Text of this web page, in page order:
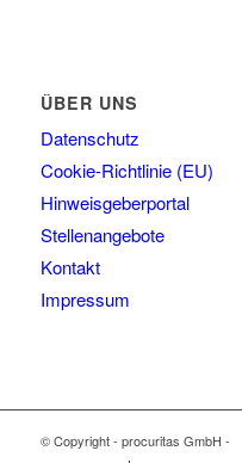
ÜBER UNS
Datenschutz
Cookie-Richtlinie (EU)
Hinweisgeberportal
Stellenangebote
Kontakt
Impressum
© Copyright - procuritas GmbH -